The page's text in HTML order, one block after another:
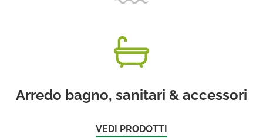
Arredo bagno, sanitari & accessori
VEDI PRODOTTI